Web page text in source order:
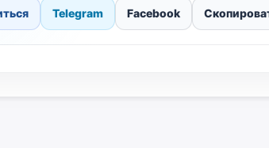
Telegram Facebook